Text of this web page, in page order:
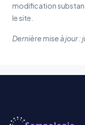
modification
le site.
Dernière mise à jour :